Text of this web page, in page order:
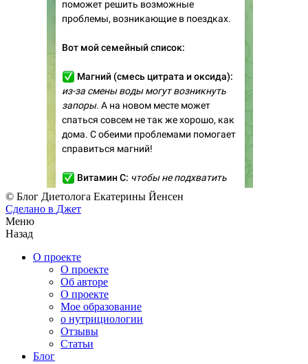
© Блог Диетолога Екатерины Йенсен
Сделано в Джет
Меню
Назад
О проекте
О проекте
Об авторе
О проекте
Мое образование
о нутрициологии
Отзывы
Статьи
Блог